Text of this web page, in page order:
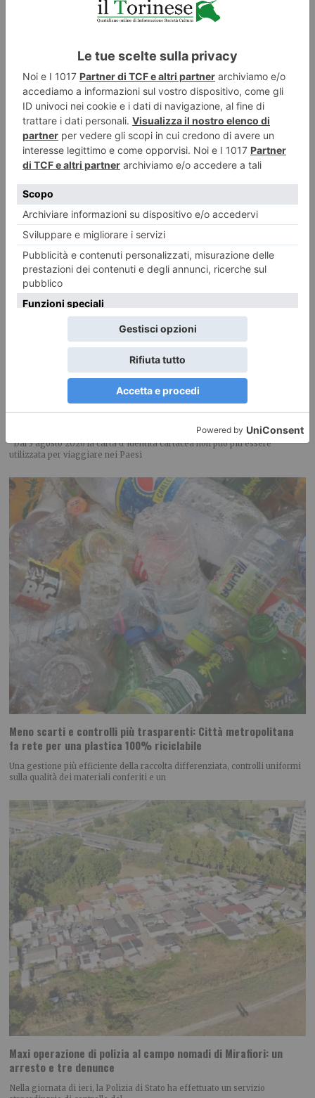
Ondate di calore, con Junker la mappa dei rifugi climatici di
Torino
Parchi, giardini, biblioteche, musei, case del quartiere e punti d’acqua: a
Torino i luoghi dove
Carta d’identità cartacea? Ecco cosa devono fare i torinesi
Dal 3 agosto 2026 la carta d’identità cartacea non può più essere
utilizzata per viaggiare nei Paesi
Meno scarti e controlli più trasparenti: Città metropolitana
fa rete per una plastica 100% riciclabile
Una gestione più efficiente della raccolta differenziata, controlli uniformi
sulla qualità dei materiali conferiti e un
Maxi operazione di polizia al campo nomadi di Mirafiori: un
arresto e tre denunce
Nella giornata di ieri, la Polizia di Stato ha effettuato un servizio